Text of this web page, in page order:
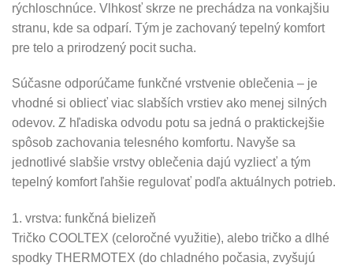
rýchloschnúce. Vlhkosť skrze ne prechádza na vonkajšiu
stranu, kde sa odparí. Tým je zachovaný tepelný komfort
pre telo a prirodzený pocit sucha.
Súčasne odporúčame funkčné vrstvenie oblečenia – je
vhodné si obliecť viac slabších vrstiev ako menej silných
odevov. Z hľadiska odvodu potu sa jedná o praktickejšie
spôsob zachovania telesného komfortu. Navyše sa
jednotlivé slabšie vrstvy oblečenia dajú vyzliecť a tým
tepelný komfort ľahšie regulovať podľa aktuálnych potrieb.
1. vrstva: funkčná bielizeň
Tričko COOLTEX (celoročné využitie), alebo tričko a dlhé
spodky THERMOTEX (do chladného počasia, zvyšujú